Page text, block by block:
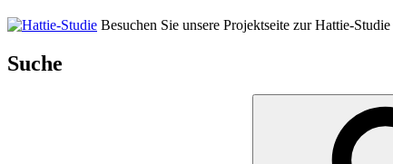
Besuchen Sie unsere Projektseite zur Hattie-Studie
Suche